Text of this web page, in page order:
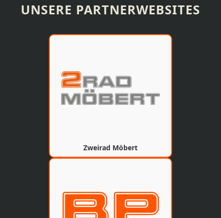
UNSERE PARTNERWEBSITES
Zweirad Möbert